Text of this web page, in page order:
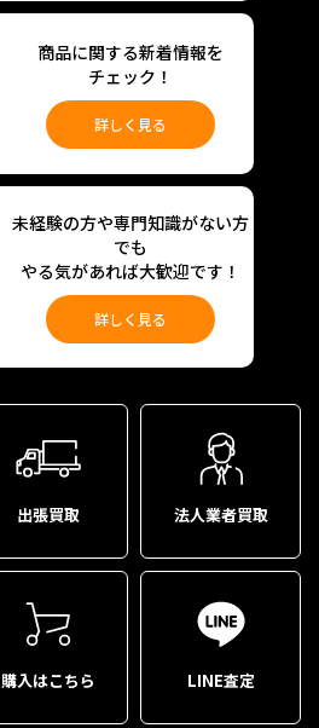
商品に関する新着情報を
チェック！
詳しく見る
未経験の方や専門知識がない方
でも
やる気があれば大歓迎です！
詳しく見る
出張買取 法人業者買取
購入はこちら LINE査定